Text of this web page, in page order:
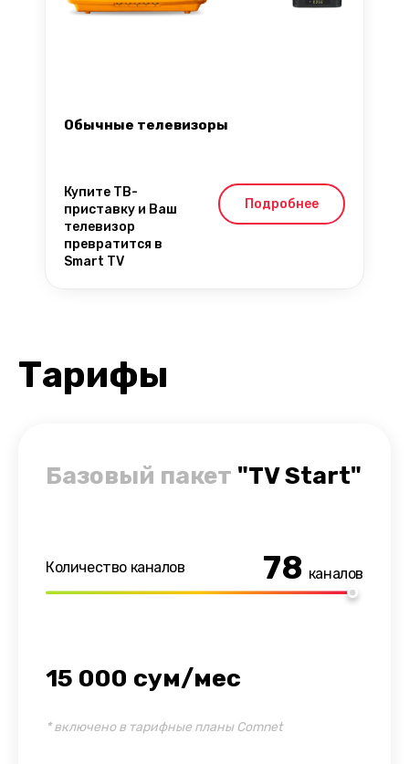
Обычные телевизоры
Купите ТВ-
приставку и Ваш
телевизор
превратится в
Smart TV
Подробнее
Тарифы
Базовый пакет "TV Start"
Количество каналов 78 каналов
15 000 сум/мес
*включено в тарифные планы Comnet